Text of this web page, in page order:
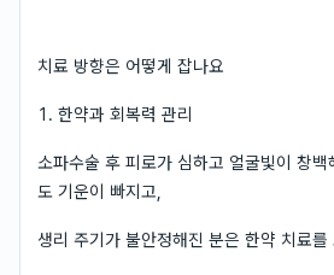
치료 방향은 어떻게 잡나요
1. 한약과 회복력 관리
소파수술 후 피로가 심하고 얼굴빛이 창백
도 기운이 빠지고,
생리 주기가 불안정해진 분은 한약 치료